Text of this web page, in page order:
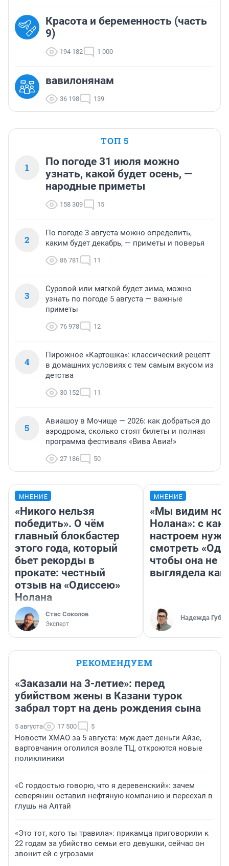
Красота и беременность (часть
9)
194 182 1 000
вавилонянам
36 198 139
ТОП 5
1
По погоде 31 июля можно
узнать, какой будет осень, —
народные приметы
158 309 15
2
По погоде 3 августа можно определить,
каким будет декабрь, — приметы и поверья
86 781 11
3
Суровой или мягкой будет зима, можно
узнать по погоде 5 августа — важные
приметы
76 978 12
4
Пирожное «Картошка»: классический рецепт
в домашних условиях с тем самым вкусом из
детства
30 152 11
5
Авиашоу в Мочище — 2026: как добраться до
аэродрома, сколько стоят билеты и полная
программа фестиваля «Вива Авиа!»
27 186 50
МНЕНИЕ
«Никого нельзя
победить». О чём
главный блокбастер
этого года, который
бьет рекорды в
прокате: честный
отзыв на «Одиссею»
Нолана
Стас Соколов
Эксперт
МНЕНИЕ
«Мы видим
Нолана»: с
настроем
смотреть
чтобы она не
выглядела как
Надежда
РЕКОМЕНДУЕМ
«Заказали на 3-летие»: перед
убийством жены в Казани турок
забрал торт на день рождения сына
5 августа 17 500 5
Новости ХМАО за 5 августа: муж дает деньги Айзе,
вартовчанин оголился возле ТЦ, откроются новые
поликлиники
«С гордостью говорю, что я деревенский»: зачем
северянин оставил нефтяную компанию и переехал в
глушь на Алтай
«Это тот, кого ты травила»: прикамца приговорили к
22 годам за убийство семьи его девушки, сейчас он
звонит ей с угрозами